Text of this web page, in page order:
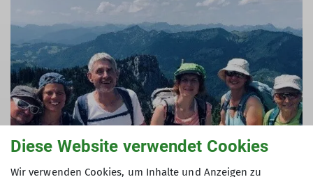
Diese Website verwendet Cookies
Wir verwenden Cookies, um Inhalte und Anzeigen zu